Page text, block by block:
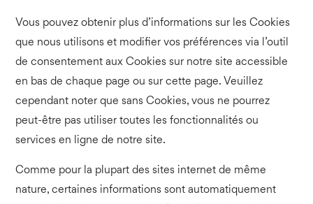
Vous pouvez obtenir plus d’informations sur les Cookies
que nous utilisons et modifier vos préférences via l’outil
de consentement aux Cookies sur notre site accessible
en bas de chaque page ou sur cette page. Veuillez
cependant noter que sans Cookies, vous ne pourrez
peut-être pas utiliser toutes les fonctionnalités ou
services en ligne de notre site.
Comme pour la plupart des sites internet de même
nature, certaines informations sont automatiquement